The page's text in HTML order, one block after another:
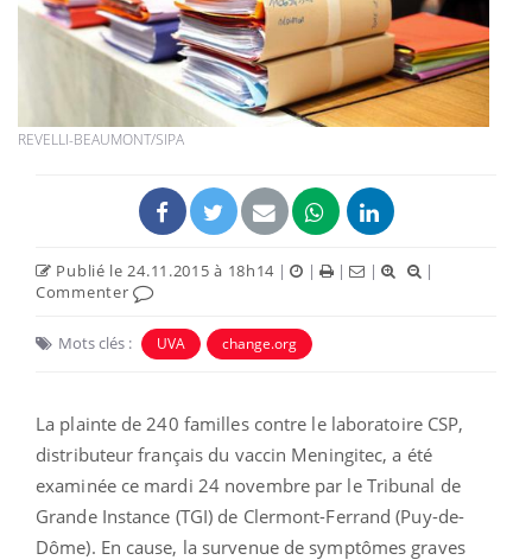
REVELLI-BEAUMONT/SIPA
Publié le 24.11.2015 à 18h14 | | | |
|
Commenter
Mots clés : UVA change.org
La plainte de 240 familles contre le laboratoire CSP,
distributeur français du vaccin Meningitec, a été
examinée ce mardi 24 novembre par le Tribunal de
Grande Instance (TGI) de Clermont-Ferrand (Puy-de-
Dôme). En cause, la survenue de symptômes graves